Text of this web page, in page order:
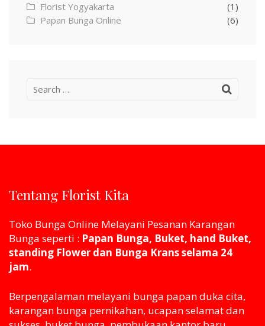
Florist Yogyakarta
(1)
Papan Bunga Online
(6)
Search
Tentang Florist Kita
Toko Bunga Online Melayani Pesanan Karangan
Bunga seperti : Papan Bunga, Buket, hand Buket,
standing Flower dan Bunga Krans selama 24
jam.
Berpengalaman melayani bunga papan duka cita,
karangan bunga pernikahan, ucapan selamat dan